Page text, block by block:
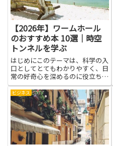
【2026年】ワームホール
のおすすめ本 10選｜時空
トンネルを学ぶ
はじめにこのテーマは、科学の入
口としてとてもわかりやすく、日
常の好奇心を深めるのに役立ちま
す。ワームホールの考え方を知る
と、宇宙のしくみや時間の流れの
見方がわかりやすくなり、理科の
授業やニュースの話題にもついて
いきやすくなります。時空トン
ネ...
ビジネス